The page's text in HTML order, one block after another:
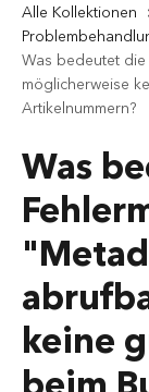
Alle Kollektionen
Was bedeutet
möglicherweise
Artikelnummern?
Was
keine